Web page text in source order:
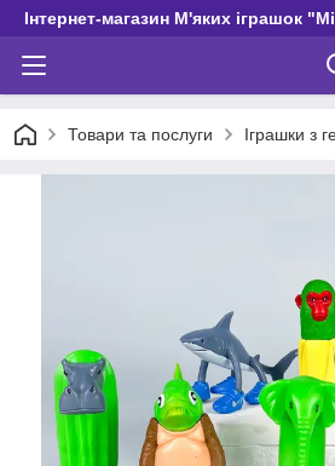
Інтернет-магазин М'яких іграшок
Товари та послуги Іграшки з